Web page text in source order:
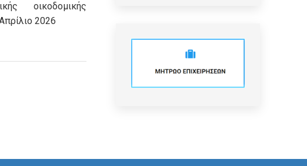
οικοδομικής
2026